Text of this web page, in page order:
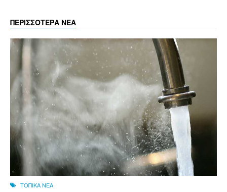
ΠΕΡΙΣΣΟΤΕΡΑ ΝΕΑ
ΤΟΠΙΚΑ ΝΕΑ